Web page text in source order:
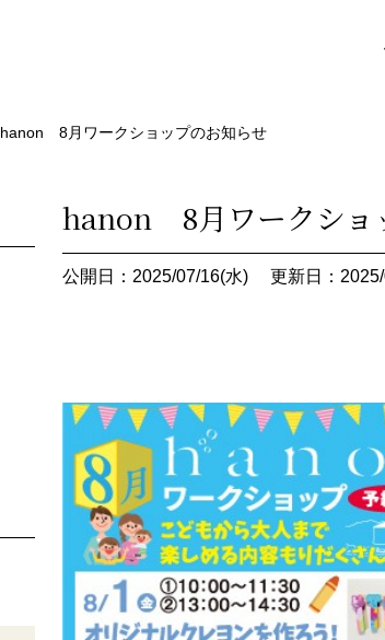
hanon 8月ワークショップのお知らせ
hanon 8月ワークショ
公開日：2025/07/16(水) 更新日：